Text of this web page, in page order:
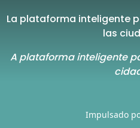
La plataforma inteligente
las
A plataforma inteligente
Impulsado